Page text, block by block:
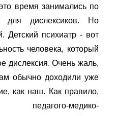
время занимались по
для дислексиков. Но
Детский психиатр - вот
человека, который
дислексия. Очень жаль,
обычно доходили уже
как наш. Как правило,
медико-